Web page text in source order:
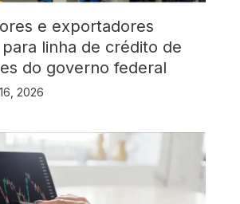
e exportadores
linha de crédito de
do governo federal
2026